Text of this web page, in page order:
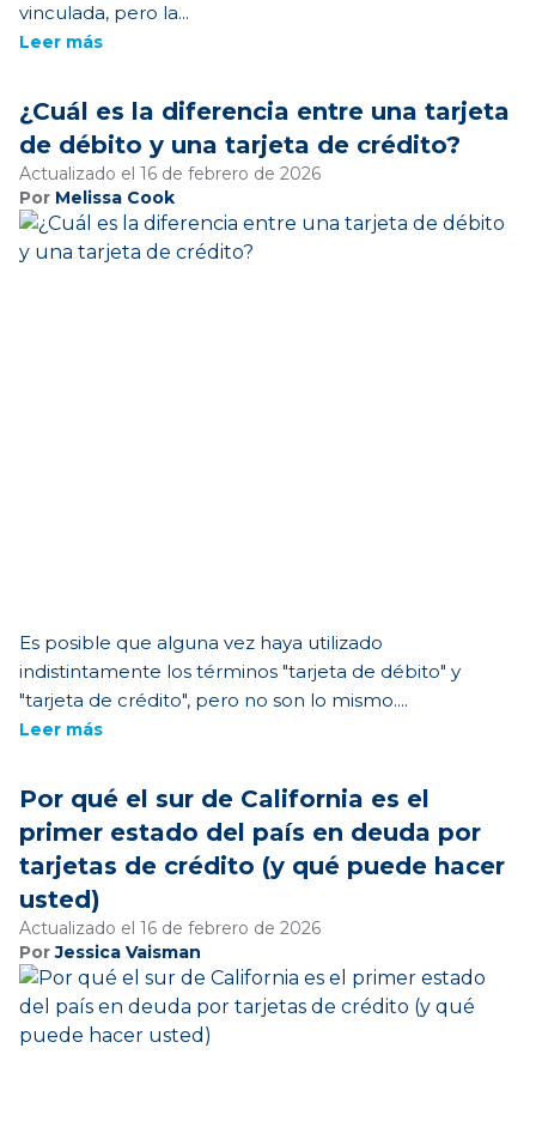
vinculada, pero la...
Leer más
¿Cuál es la diferencia entre una tarjeta
de débito y una tarjeta de crédito?
Actualizado el 16 de febrero de 2026
Por Melissa Cook
Es posible que alguna vez haya utilizado
indistintamente los términos "tarjeta de débito" y
"tarjeta de crédito", pero no son lo mismo....
Leer más
Por qué el sur de California es el
primer estado del país en deuda por
tarjetas de crédito (y qué puede hacer
usted)
Actualizado el 16 de febrero de 2026
PorJessica Vaisman